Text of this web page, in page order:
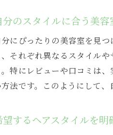
分のスタイルに合う美
分にぴったりの美容室を見
、それぞれ異なるスタイル
。特にレビューや口コミは
方法です。このようにして、
望するヘアスタイルを明